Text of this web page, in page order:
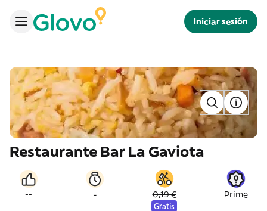
Iniciar sesión
Restaurante Bar La Gaviota
-- - 0,19 €
Gratis
Prime